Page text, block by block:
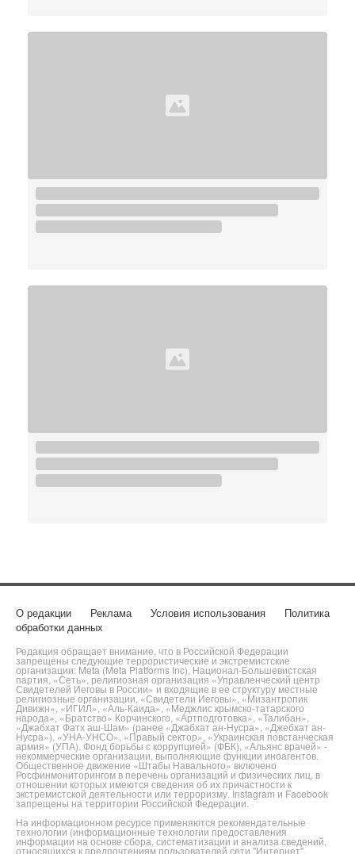
О редакции Реклама Условия использования
Политика
обработки данных
Редакция обращает внимание, что в Российской Федерации
запрещены следующие террористические и экстремистские
организации: Meta (Meta Platforms Inc), Национал-Большевистская
партия, «Сеть», религиозная организация «Управленческий центр
Свидетелей Иеговы в России» и входящие в ее структуру местные
религиозные организации, «Свидетели Иеговы», «Мизантропик
Дивижн», «ИГИЛ», «Аль-Каида», «Меджлис крымско-татарского
народа», «Братство» Корчинского, «Артподготовка», «Талибан»,
«Джабхат Фатх аш-Шам» (ранее «Джабхат ан-Нусра», «Джебхат ан-
Нусра»), «УНА-УНСО», «Правый сектор», «Украинская повстанческая
армия» (УПА). Фонд борьбы с коррупцией» (ФБК), «Альянс врачей» -
некоммерческие организации, выполняющие функции иноагентов.
Общественное движение «Штабы Навального» включено
Росфинмониторингом в перечень организаций и физических лиц, в
отношении которых имеются сведения об их причастности к
экстремистской деятельности или терроризму. Instagram и Facebook
запрещены на территории Российской Федерации.
На информационном ресурсе применяются рекомендательные
технологии (информационные технологии предоставления
информации на основе сбора, систематизации и анализа сведений,
относящихся к предпочтениям пользователей сети "Интернет",